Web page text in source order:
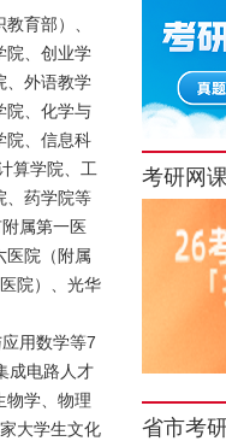
育部）、
院、创业学
、外语教学
院、化学与
院、信息科
算学院、工
、药学院等
属第一医
医院（附属
院）、光华
用数学等7
成电路人才
物学、物理
大学生文化
考研网
省市考